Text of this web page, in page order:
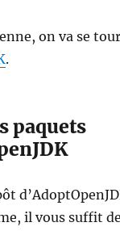
on va se
.
paquets
il vous suffit